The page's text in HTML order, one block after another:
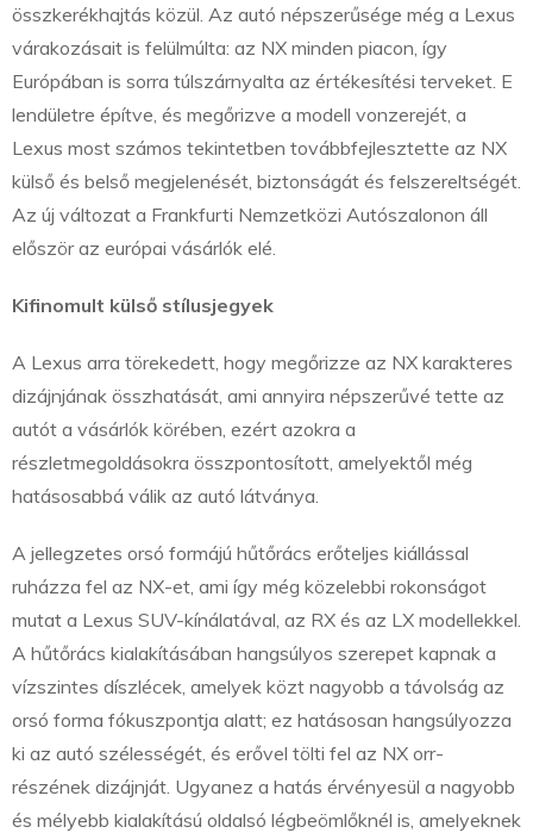
összkerékhajtás közül. Az autó népszerűsége még a Lexus
várakozásait is felülmúlta: az NX minden piacon, így
Európában is sorra túlszárnyalta az értékesítési terveket. E
lendületre építve, és megőrizve a modell vonzerejét, a
Lexus most számos tekintetben továbbfejlesztette az NX
külső és belső megjelenését, biztonságát és felszereltségét.
Az új változat a Frankfurti Nemzetközi Autószalonon áll
először az európai vásárlók elé.
Kifinomult külső stílusjegyek
A Lexus arra törekedett, hogy megőrizze az NX karakteres
dizájnjának összhatását, ami annyira népszerűvé tette az
autót a vásárlók körében, ezért azokra a
részletmegoldásokra összpontosított, amelyektől még
hatásosabbá válik az autó látványa.
A jellegzetes orsó formájú hűtőrács erőteljes kiállással
ruházza fel az NX-et, ami így még közelebbi rokonságot
mutat a Lexus SUV-kínálatával, az RX és az LX modellekkel.
A hűtőrács kialakításában hangsúlyos szerepet kapnak a
vízszintes díszlécek, amelyek közt nagyobb a távolság az
orsó forma fókuszpontja alatt; ez hatásosan hangsúlyozza
ki az autó szélességét, és erővel tölti fel az NX orr-
részének dizájnját. Ugyanez a hatás érvényesül a nagyobb
és mélyebb kialakítású oldalsó légbeömlőknél is, amelyeknek